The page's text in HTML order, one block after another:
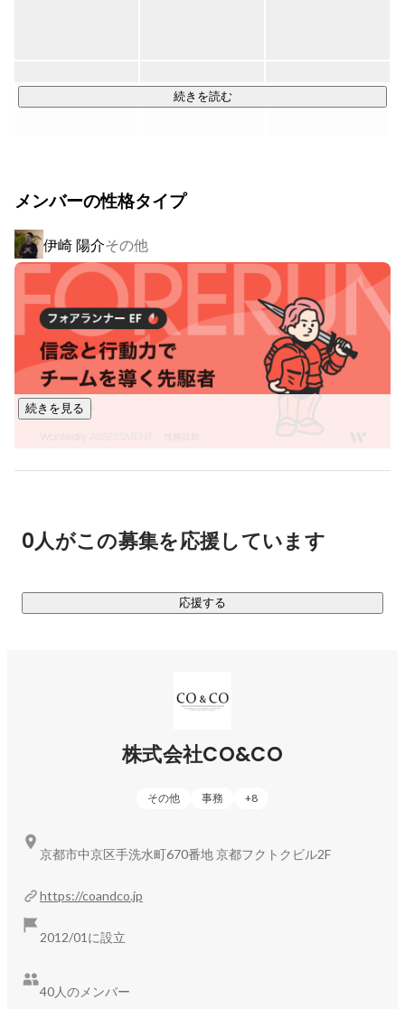
● 外国人にとっては日本に親しみを感じられる、日本人にと
ってはセカイを身近に感じられる、ボーダレスなコミュニテ
ィを創りたい
そんな思いで国内外にグローバルとローカルを繋ぐ様々な”グ
ローカルゲートウェイ”を創り、多種多様な人々に”Co-
learning×Co-working”のコンテンツで新たなきっかけを提供
しています。
【展開サービス（一例）】
● THE WORLD LOUNGE Co&Co
国や性別、年齢に境界線を持たず、挑戦し続けられる空間。
各拠点に50カ国以上から1500名もの会員が集い繋がること
で、【共育・共創・共生】を実現していくことを目指してい
https://coandco.jp/lounge/sapporo/
・アジア語学スクール　THE LANGUAGE HOUSE Asia / Asian
・コワーキングスペース　SPACE KANTE
・自習室　STEADY STUDY
・海外留学エージェント　DISCOVERY
● THE WORLD APARTMENT Co&Co
型シェアハウス。
日本人と外国人が共に暮らすなかで、互いを刺激し共に学ぶ
ことを目的としたシェアハウスです。ここでも、世界50カ国
続きを読む
メンバーの性格タイプ
伊崎 陽介その他
続きを見る
0人がこの募集を応援しています
応援する
株式会社CO&CO
その他 事務 +8
https://coandco.jp
2012/01に設立
40人のメンバー
京都市中京区手洗水町670番地 京都フクトクビル2F